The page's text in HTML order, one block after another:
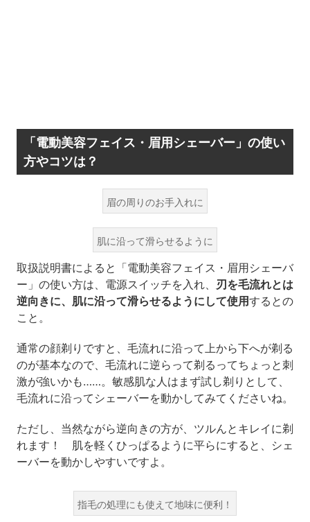
「電動美容フェイス・眉用シェーバー」の使い
方やコツは？
眉の周りのお手入れに
肌に沿って滑らせるように
取扱説明書によると「電動美容フェイス・眉用シェーバ
ー」の使い方は、電源スイッチを入れ、
刃を毛流れとは
逆向きに、肌に沿って滑らせるようにして使用するとの
こと。
通常の顔剃りですと、毛流れに沿って上から下へが剃る
のが基本なので、毛流れに逆らって剃るってちょっと刺
激が強いかも……。敏感肌な人はまず試し剃りとして、
毛流れに沿ってシェーバーを動かしてみてくださいね。
ただし、当然ながら逆向きの方が、ツルんとキレイに剃
れます！ 肌を軽くひっぱるように平らにすると、シェ
ーバーを動かしやすいですよ。
指毛の処理にも使えて地味に便利！